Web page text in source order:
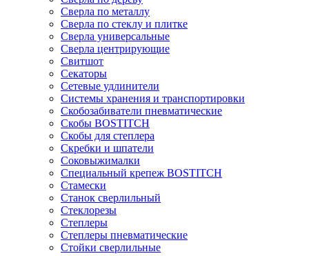
Сверла по металлу
Сверла по стеклу и плитке
Сверла универсальные
Сверла центрирующие
Свитшот
Секаторы
Сетевые удлинители
Системы хранения и транспортировки
Скобозабиватели пневматические
Скобы BOSTITCH
Скобы для степлера
Скребки и шпатели
Соковыжималки
Специальный крепеж BOSTITCH
Стамески
Станок сверлильный
Стеклорезы
Степлеры
Степлеры пневматические
Стойки сверлильные